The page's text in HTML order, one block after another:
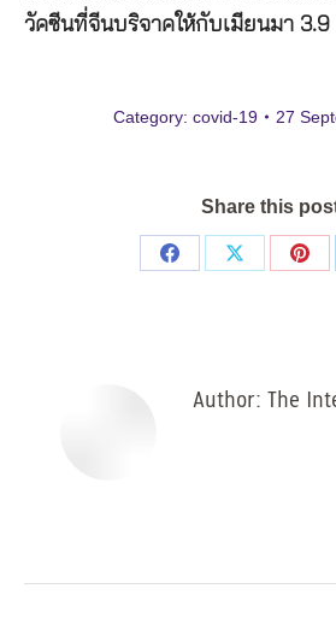
วัคซีนที่จีนบริจาคให้กับเมียนมา 3.9
Category: covid-19 27
Share this
Share
Share
Author: The